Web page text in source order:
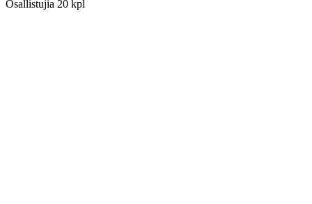
Osallistujia 20 kpl